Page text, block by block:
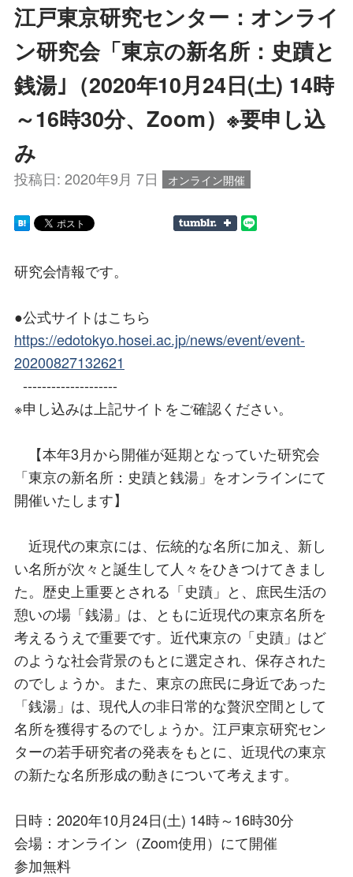
江戸東京研究センター：オンライ
ン研究会「東京の新名所：史蹟と
銭湯｣（2020年10月24日(土) 14時
～16時30分、Zoom）※要申し込
み
投稿日: 2020年9月 7日 オンライン開催
研究会情報です。
●公式サイトはこちら
https://edotokyo.hosei.ac.jp/news/event/event-
20200827132621
--------------------
※申し込みは上記サイトをご確認ください。
【本年3月から開催が延期となっていた研究会
「東京の新名所：史蹟と銭湯」をオンラインにて
開催いたします】
近現代の東京には、伝統的な名所に加え、新し
い名所が次々と誕生して人々をひきつけてきまし
た。歴史上重要とされる「史蹟」と、庶民生活の
憩いの場「銭湯」は、ともに近現代の東京名所を
考えるうえで重要です。近代東京の「史蹟」はど
のような社会背景のもとに選定され、保存された
のでしょうか。また、東京の庶民に身近であった
「銭湯」は、現代人の非日常的な贅沢空間として
名所を獲得するのでしょうか。江戸東京研究セン
ターの若手研究者の発表をもとに、近現代の東京
の新たな名所形成の動きについて考えます。
日時：2020年10月24日(土) 14時～16時30分
会場：オンライン（Zoom使用）にて開催
参加無料